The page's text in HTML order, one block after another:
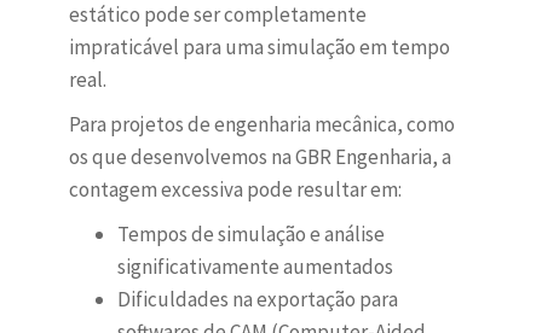
estático pode ser completamente
impraticável para uma simulação em tempo
real.
Para projetos de engenharia mecânica, como
os que desenvolvemos na GBR Engenharia, a
contagem excessiva pode resultar em:
Tempos de simulação e análise
significativamente aumentados
Dificuldades na exportação para